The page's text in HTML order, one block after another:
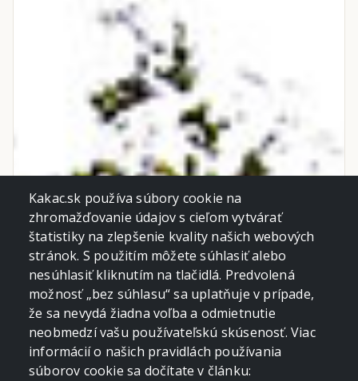
Kakac.sk používa súbory cookie na
zhromažďovanie údajov s cieľom vytvárať
štatistiky na zlepšenie kvality našich webových
stránok. S použitím môžete súhlasiť alebo
nesúhlasiť kliknutím na tlačidlá. Predvolená
možnosť „bez súhlasu“ sa uplatňuje v prípade,
že sa nevydá žiadna voľba a odmietnutie
neobmedzí vašu používateľskú skúsenosť. Viac
informácií o našich pravidlách používania
súborov cookie sa dočítate v článku: